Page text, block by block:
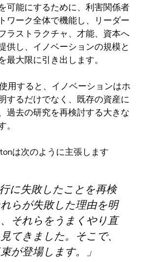
可能にするために、利害関係者
ワーク全体で機能し、リーダー
ラストラクチャ、才能、資本へ
供し、イノベーションの規模と
最大限に引き出します。
用すると、イノベーションはホ
するだけでなく、既存の資産に
過去の研究を再検討する大きな
は次のように主張します
行に失敗したことを再検
らが失敗した理由を明
それらをうまくやり直
てきました。そこで、
が登場します。」